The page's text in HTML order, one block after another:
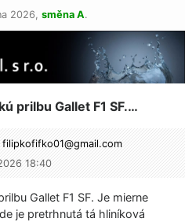
2026, směna A.
prilbu Gallet F1 SF.…
filipkofifko01@gmail.com
18:40
Gallet F1 SF. Je mierne
je pretrhnutá tá hliníková